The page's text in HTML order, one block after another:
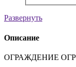
Развернуть
Описание
ОГРАЖДЕНИЕ ОГР-